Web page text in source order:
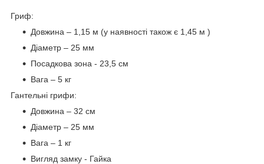
Гриф:
Довжина – 1,15 м (у наявності також є 1,45 м )
Діаметр – 25 мм
Посадкова зона - 23,5 см
Вага – 5 кг
Гантельні грифи:
Довжина – 32 см
Діаметр – 25 мм
Вага – 1 кг
Вигляд замку - Гайка